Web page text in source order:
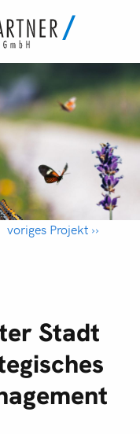
voriges Projekt ››
Stadt